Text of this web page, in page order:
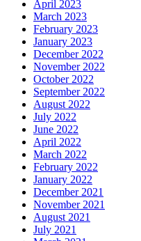
April 2023
March 2023
February 2023
January 2023
December 2022
November 2022
October 2022
September 2022
August 2022
July 2022
June 2022
April 2022
March 2022
February 2022
January 2022
December 2021
November 2021
August 2021
July 2021